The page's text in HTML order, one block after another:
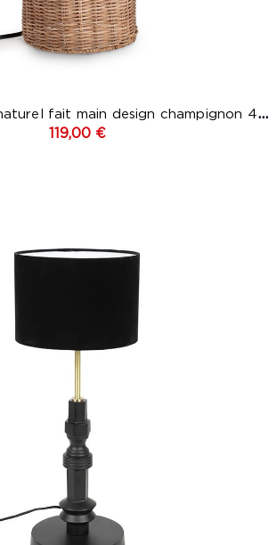
Lampe en rotin naturel fait main design champignon 40 cm...
119,00 €